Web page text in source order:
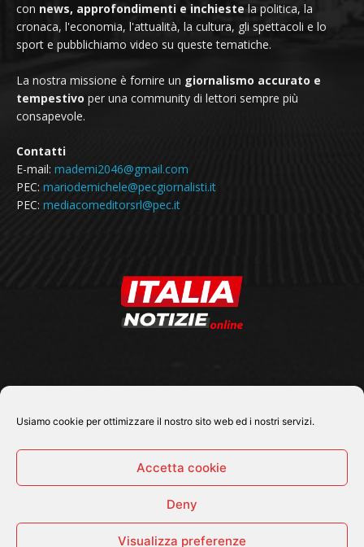
Usiamo cookie per ottimizzare il nostro sito web ed i nostri servizi.
Accetta cookie
Deny
Visualizza preferenze
con news, approfondimenti e inchieste la politica, la
cronaca, l'economia, l'attualità, la cultura, gli spettacoli e lo
sport e pubblichiamo video su queste tematiche.
La nostra missione è fornire un giornalismo accurato e
tempestivo per una community di lettori sempre più
consapevole.
Contatti
E-mail: mademi2046@gmail.com
PEC: mariodemichele@pecgiornalisti.it
PEC: mediacomeditorsrl@pec.it
© 2026 Tutti i diritti riservati - Italia Notizie .online |